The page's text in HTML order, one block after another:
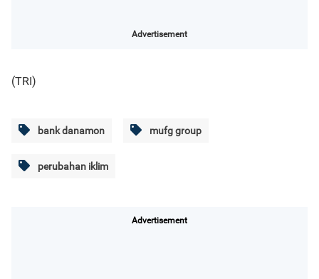
Advertisement
(TRI)
bank danamon mufg group
perubahan iklim
Advertisement